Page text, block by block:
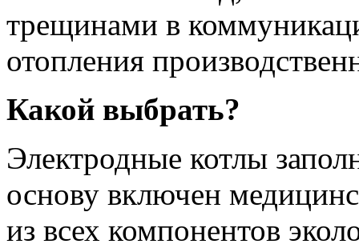
трещинами в
отопления
Какой выбрать?
Электродные котлы
основу включен
из всех компонентов